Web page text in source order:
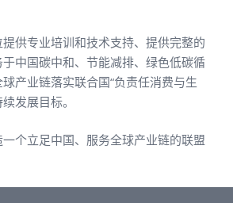
供专业培训和技术支持、提供完整的
中国碳中和、节能减排、绿色低碳循
产业链落实联合国“负责任消费与生
发展目标。
个立足中国、服务全球产业链的联盟